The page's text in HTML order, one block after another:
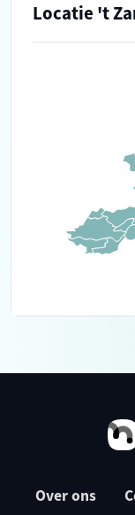
Locatie 't
Over ons